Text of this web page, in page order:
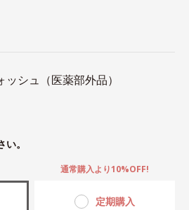
シュ（医薬部外品）
。
定期購入
通常購入より10%OFF!